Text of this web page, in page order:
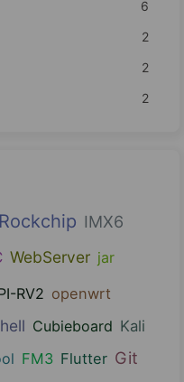
6
2
2
2
Rockchip IMX6
WebServer jar
RV2 openwrt
Cubieboard Kali
FM3 Flutter Git